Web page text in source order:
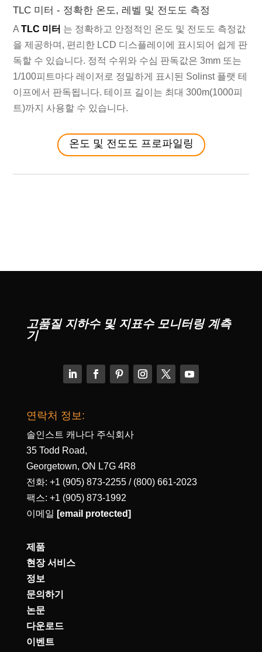
TLC 미터 - 정확한 온도, 레벨 및 전도도 측정
ATLC 미터 는 정확하고 안정적인 온도 및 전도도 측정값
을 제공하며, 편리한 LCD 디스플레이에 표시되어 쉽게 판
독할 수 있습니다. 정적 수위와 수심 판독값은 3mm 또는
1/100피트마다 레이저로 정밀하게 표시된 Solinst 플랫 테
이프에서 판독됩니다. 테이프 길이는 최대 300m(1000피
트)까지 사용할 수 있습니다.
온도 및 전도도 프로파일링
고품질 지하수 및 지표수 모니터링 계측
기
연락처 정보:
솔인스트 캐나다 주식회사
35 Todd Road,
Georgetown, ON L7G 4R8
전화: +1 (905) 873-2255 / (800) 661-2023
팩스: +1 (905) 873-1992
이메일 [email protected]
제품
현장 서비스
정보
문의하기
논문
다운로드
이벤트